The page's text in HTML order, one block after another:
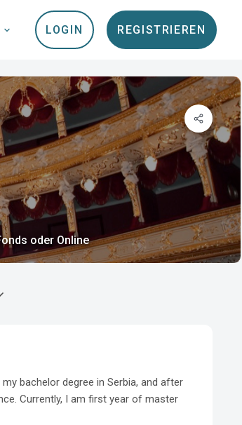
LOGIN REGISTRIEREN
oder Online
bachelor degree in Serbia, and after
Currently, I am first year of master